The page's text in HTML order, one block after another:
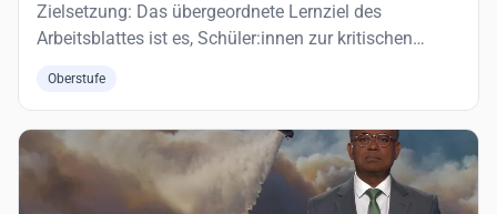
Zielsetzung: Das übergeordnete Lernziel des
Arbeitsblattes ist es, Schüler:innen zur kritischen
Oberstufe